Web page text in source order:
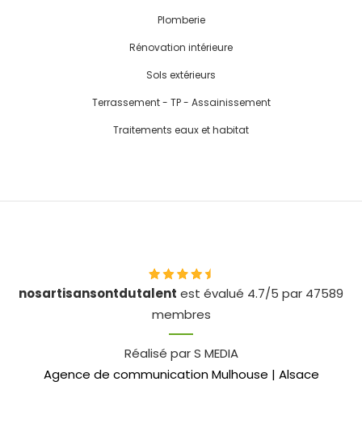
Plomberie
Rénovation intérieure
Sols extérieurs
Terrassement - TP - Assainissement
Traitements eaux et habitat
nosartisansontdutalent est évalué 4.7/5 par 47589
membres
Réalisé par S MEDIA
Agence de communication Mulhouse | Alsace